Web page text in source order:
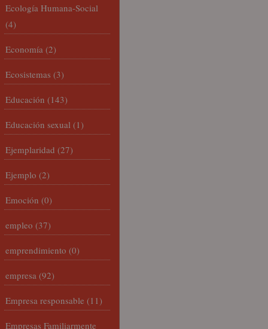
Ecología Humana-Social
(4)
Economía (2)
Ecosistemas (3)
Educación (143)
Educación sexual (1)
Ejemplaridad (27)
Ejemplo (2)
Emoción (0)
empleo (37)
emprendimiento (0)
empresa (92)
Empresa responsable (11)
Empresas Familiarmente